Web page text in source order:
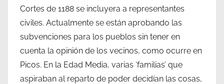
Cortes de 1188 se incluyera a representantes
civiles. Actualmente se están aprobando las
subvenciones para los pueblos sin tener en
cuenta la opinión de los vecinos, como ocurre en
Picos. En la Edad Media, varias ‘familias’ que
aspiraban al reparto de poder decidían las cosas,